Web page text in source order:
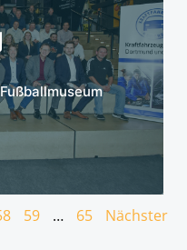
59 … 65 Nächster